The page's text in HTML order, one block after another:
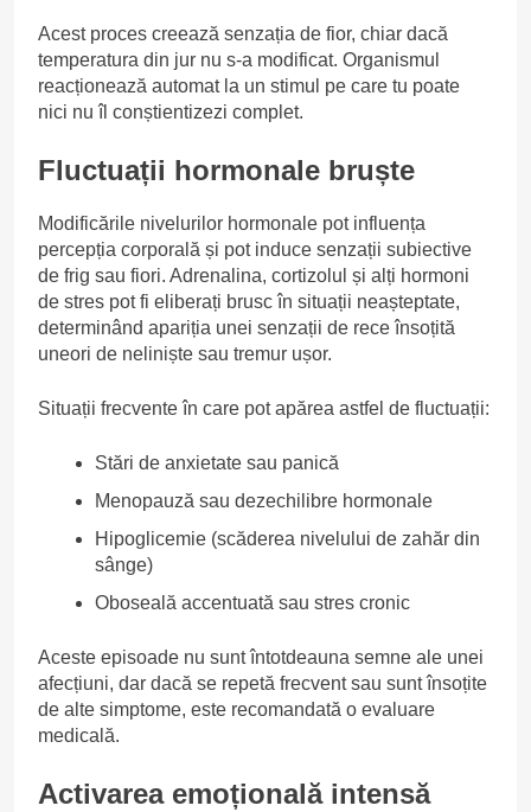
Acest proces creează senzația de fior, chiar dacă
temperatura din jur nu s-a modificat. Organismul
reacționează automat la un stimul pe care tu poate
nici nu îl conștientizezi complet.
Fluctuații hormonale bruște
Modificările nivelurilor hormonale pot influența
percepția corporală și pot induce senzații subiective
de frig sau fiori. Adrenalina, cortizolul și alți hormoni
de stres pot fi eliberați brusc în situații neașteptate,
determinând apariția unei senzații de rece însoțită
uneori de neliniște sau tremur ușor.
Situații frecvente în care pot apărea astfel de fluctuații:
Stări de anxietate sau panică
Menopauză sau dezechilibre hormonale
Hipoglicemie (scăderea nivelului de zahăr din
sânge)
Oboseală accentuată sau stres cronic
Aceste episoade nu sunt întotdeauna semne ale unei
afecțiuni, dar dacă se repetă frecvent sau sunt însoțite
de alte simptome, este recomandată o evaluare
medicală.
Activarea emoțională intensă